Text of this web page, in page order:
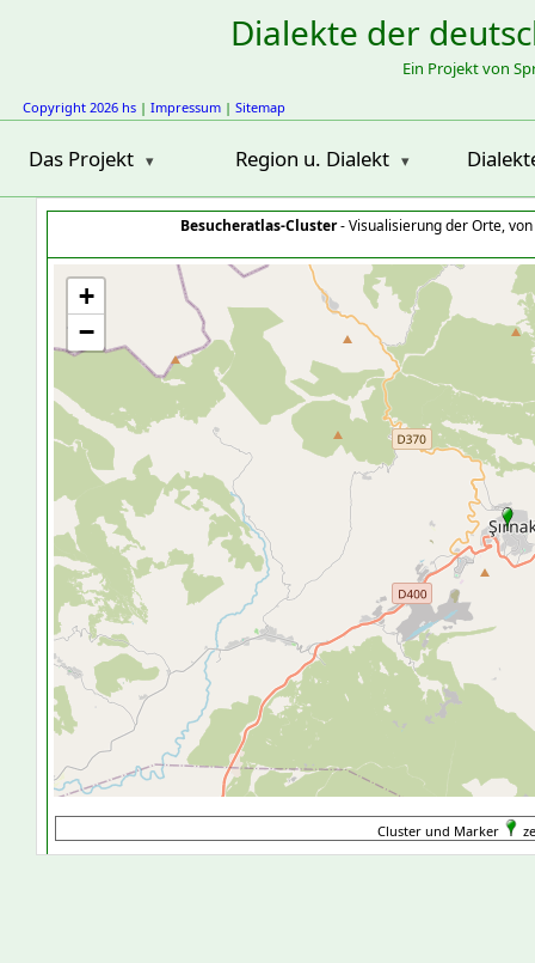
Dialekte der
Ein Projekt von
Copyright 2026 hs | Impressum | Sitemap
Das Projekt Region u. Dialekt
Besucheratlas-Cluster- Visualisierung der Orte,
+
−
Cluster und Marker